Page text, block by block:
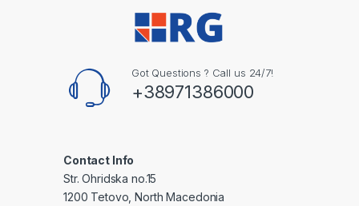
Got Questions ? Call us 24/7!
+38971386000
Contact Info
Str. Ohridska no.15
1200 Tetovo, North Macedonia